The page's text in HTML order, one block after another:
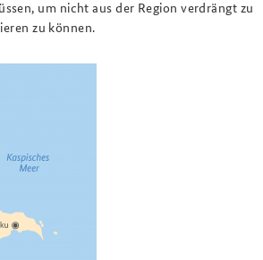
um nicht aus der Region verdrängt zu
zu können.